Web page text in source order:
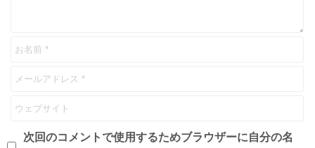
次回のコメントで使用するためブラウザーに自分の名